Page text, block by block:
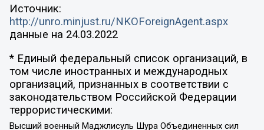
Источник:
http://unro.minjust.ru/NKOForeignAgent.aspx
данные на 24.03.2022
* Единый федеральный список организаций, в
том числе иностранных и международных
организаций, признанных в соответствии с
законодательством Российской Федерации
террористическими:
Высший военный Маджлисуль Шура Объединенных сил